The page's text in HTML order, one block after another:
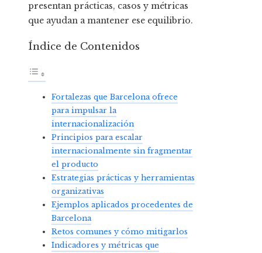
presentan prácticas, casos y métricas
que ayudan a mantener ese equilibrio.
Índice de Contenidos
Fortalezas que Barcelona ofrece
para impulsar la
internacionalización
Principios para escalar
internacionalmente sin fragmentar
el producto
Estrategias prácticas y herramientas
organizativas
Ejemplos aplicados procedentes de
Barcelona
Retos comunes y cómo mitigarlos
Indicadores y métricas que